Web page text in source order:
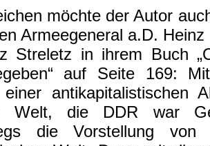
möchte der Autor
Armeegeneral a.D.
Streletz in ihrem Buch
auf Seite 169:
antikapitalistischen
Welt, die DDR war
die Vorstellung